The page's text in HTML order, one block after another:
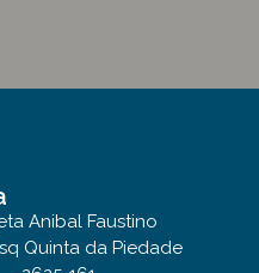
Anibal Faustino
Quinta da Piedade